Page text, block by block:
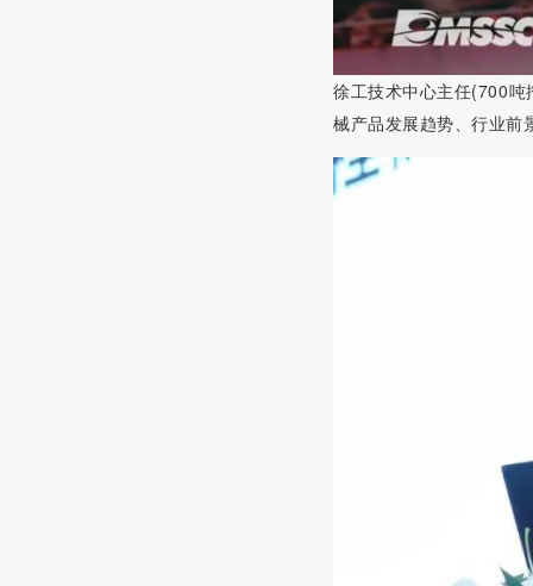
徐工技术中心主任(700吨
械产品发展趋势、行业前